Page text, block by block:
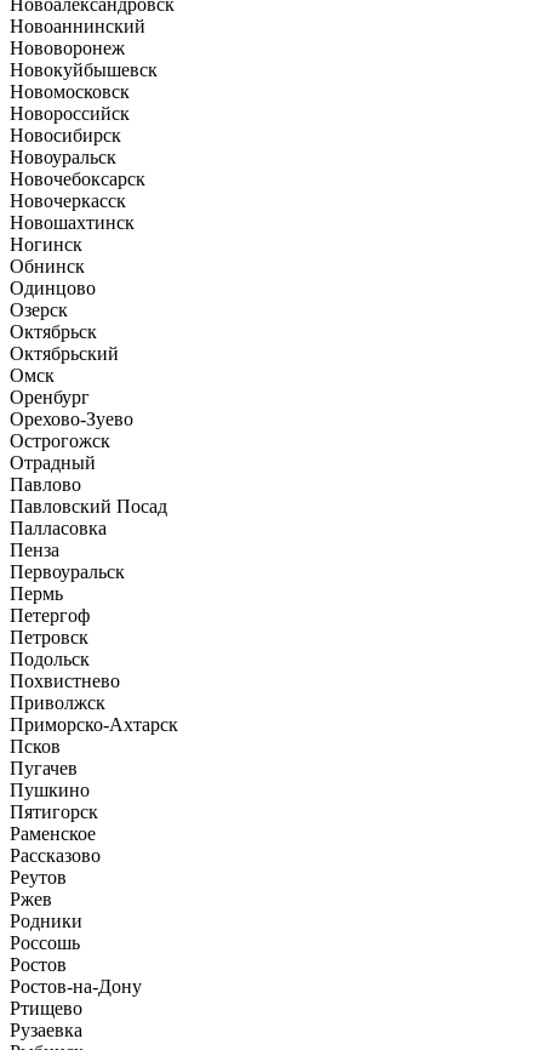
Новоалександровск
Новоаннинский
Нововоронеж
Новокуйбышевск
Новомосковск
Новороссийск
Новосибирск
Новоуральск
Новочебоксарск
Новочеркасск
Новошахтинск
Ногинск
Обнинск
Одинцово
Озерск
Октябрьск
Октябрьский
Омск
Оренбург
Орехово-Зуево
Острогожск
Отрадный
Павлово
Павловский Посад
Палласовка
Пенза
Первоуральск
Пермь
Петергоф
Петровск
Подольск
Похвистнево
Приволжск
Приморско-Ахтарск
Псков
Пугачев
Пушкино
Пятигорск
Раменское
Рассказово
Реутов
Ржев
Родники
Россошь
Ростов
Ростов-на-Дону
Ртищево
Рузаевка